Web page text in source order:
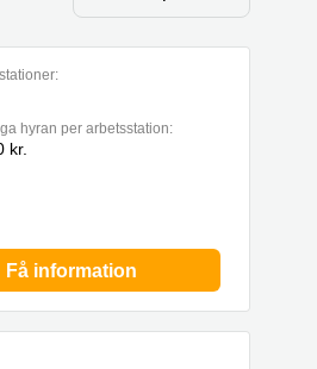
hyran per arbetsstation:
kr.
Få information